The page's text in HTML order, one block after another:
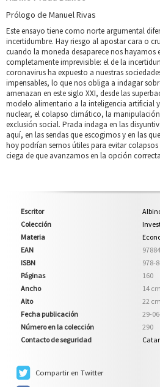
Prólogo de Manuel Rivas
Este ensayo tiene como norte argumental
incertidumbre. Hay riesgo al apostar cara o
cuando la moneda desaparece nos hayamos
completamente imprevisible: el de la
coronavirus ha expuesto a nuestras
impensables, lo que nos obliga a indagar
amenazan en este siglo XXI, desde las
modelo alimentario a la inteligencia artificial
nuclear, el colapso climático, la
exclusión social. Prada indaga en las
aquí, en las sendas que escogimos y en las
hoy podrían sernos útiles para evitar
ciega de que avanzamos en la opción
Escritor
Colección
Materia
EAN
ISBN
978-
Páginas
160
Ancho
14 cm
Alto
22 cm
Fecha publicación
29-
Número en la colección
290
Contacto de seguridad
Compartir en Twitter